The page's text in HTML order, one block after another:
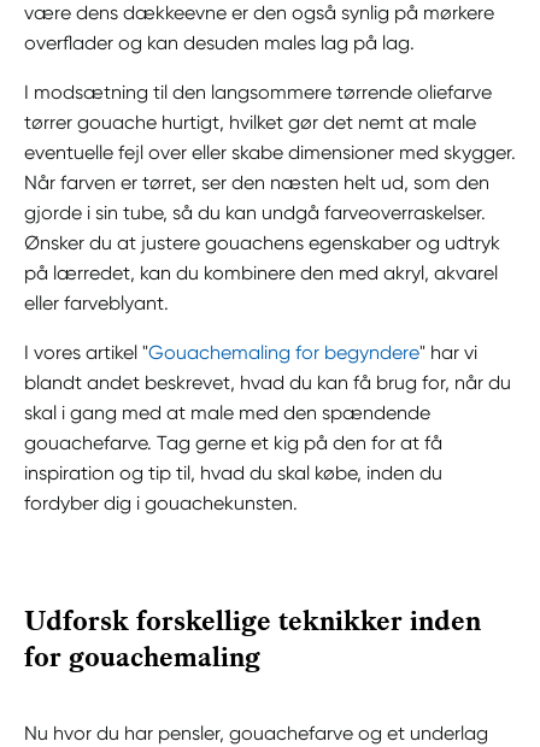
være dens dækkeevne er den også synlig på mørkere
overflader og kan desuden males lag på lag.
I modsætning til den langsommere tørrende oliefarve
tørrer gouache hurtigt, hvilket gør det nemt at male
eventuelle fejl over eller skabe dimensioner med skygger.
Når farven er tørret, ser den næsten helt ud, som den
gjorde i sin tube, så du kan undgå farveoverraskelser.
Ønsker du at justere gouachens egenskaber og udtryk
på lærredet, kan du kombinere den med akryl, akvarel
eller farveblyant.
I vores artikel "Gouachemaling for begyndere" har vi
blandt andet beskrevet, hvad du kan få brug for, når du
skal i gang med at male med den spændende
gouachefarve. Tag gerne et kig på den for at få
inspiration og tip til, hvad du skal købe, inden du
fordyber dig i gouachekunsten.
Udforsk forskellige teknikker inden
for gouachemaling
Nu hvor du har pensler, gouachefarve og et underlag